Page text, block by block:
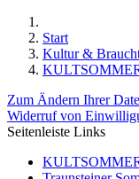
Start
Kultur &
Zum Ändern Ihrer
Widerruf von
Seitenleiste Links